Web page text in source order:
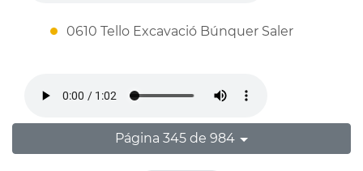
0610 Tello Excavació Búnquer Saler
Página 345 de 984